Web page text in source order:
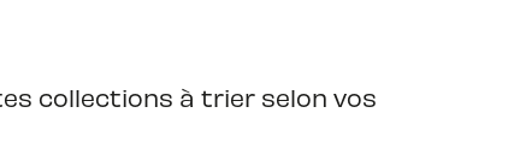
collections à trier selon vos